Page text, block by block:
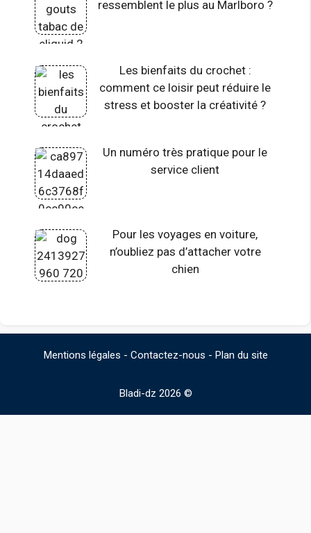
ressemblent le plus au Marlboro ?
Les bienfaits du crochet :
comment ce loisir peut réduire le
stress et booster la créativité ?
Un numéro très pratique pour le
service client
Pour les voyages en voiture,
n’oubliez pas d’attacher votre
chien
Mentions légales - Contactez-nous - Plan du site
Bladi-dz 2026 ©